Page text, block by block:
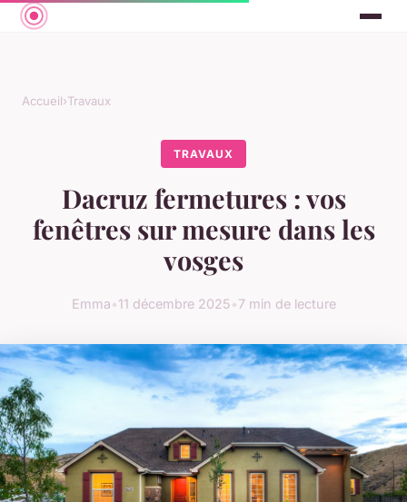
Accueil›Travaux
TRAVAUX
Dacruz fermetures : vos
fenêtres sur mesure dans les
vosges
Emma•11 décembre 2025•7 min de lecture